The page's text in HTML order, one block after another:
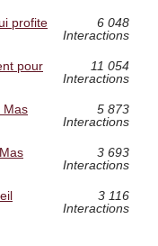
profite
6 048
Interactions
pour
11 054
Interactions
Mas
5 873
Interactions
3 693
Interactions
3 116
Interactions